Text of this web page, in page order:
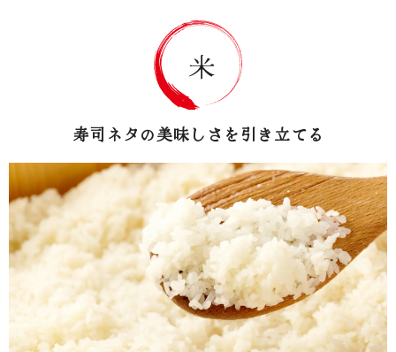
寿司ネタの美味しさを引き立てる